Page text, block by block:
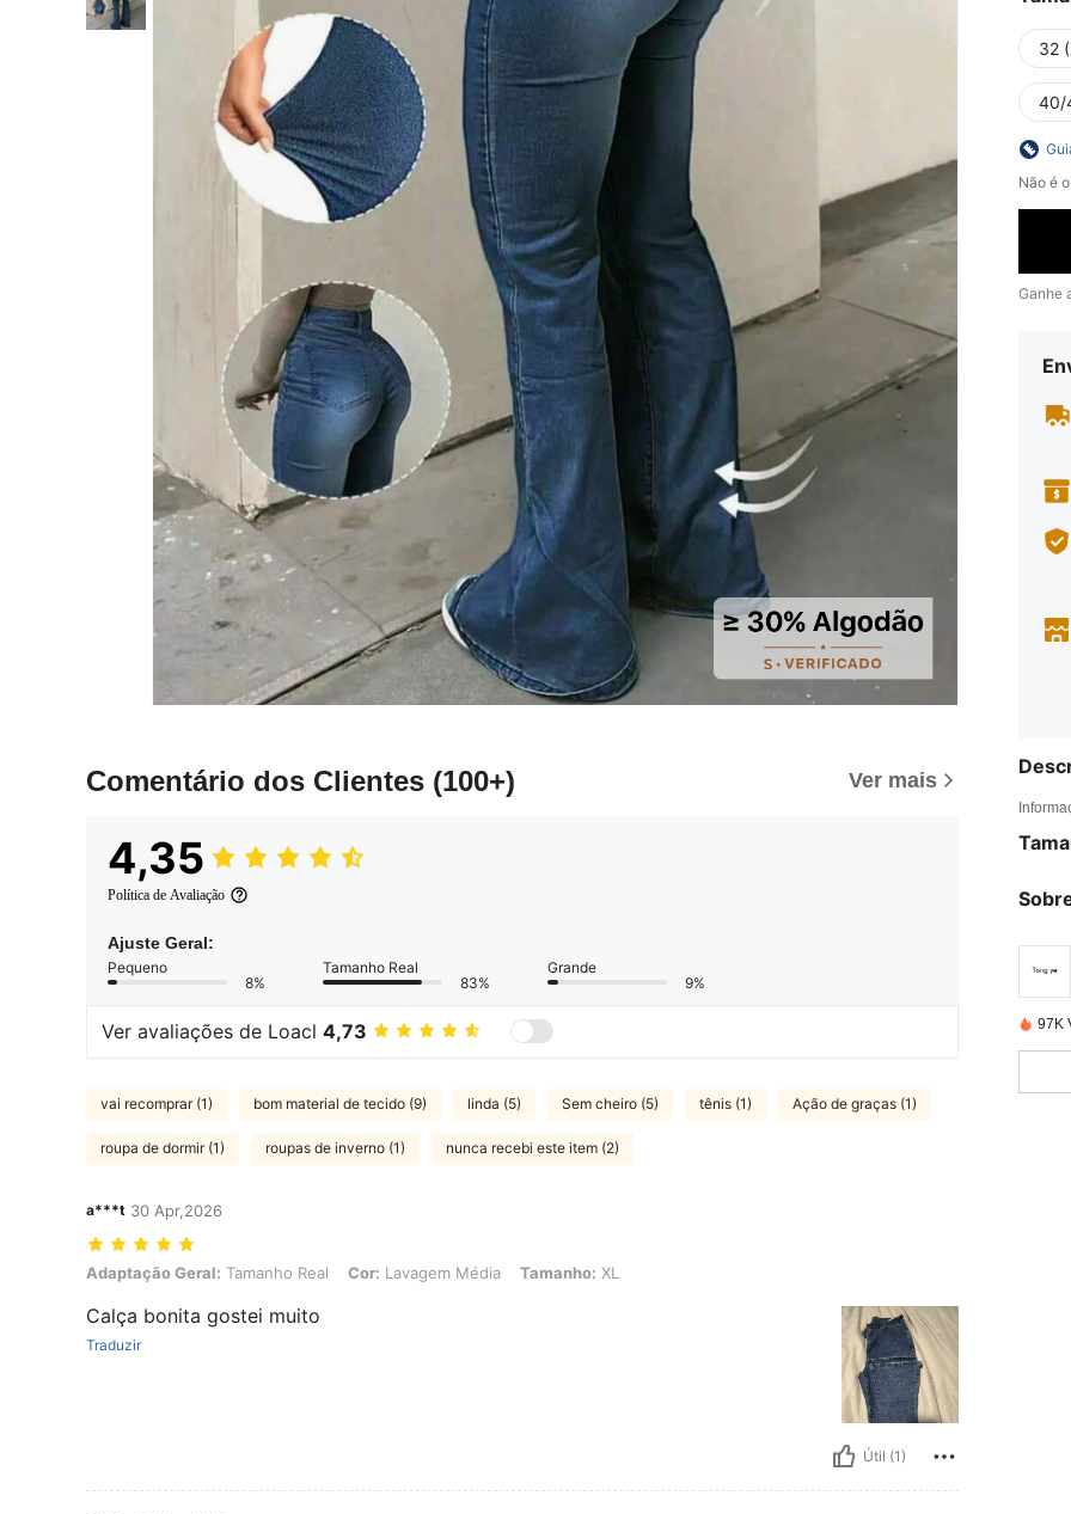
Comentário dos Clientes (100+) Ver mais
4,35
Política de Avaliação
Ajuste Geral:
Pequeno
8%
Tamanho Real
83%
Grande
9%
Ver avaliações de Loacl 4,73
vai recomprar (1) bom material de tecido (9) linda (5) Sem cheiro (5) tênis (1) Ação de graças (1)
roupa de dormir (1) roupas de inverno (1) nunca recebi este item (2)
a***t 30 Apr,2026
Adaptação Geral: Tamanho Real, Cor: Lavagem Média, Tamanho: XL
Adaptação Geral: Tamanho Real Cor: Lavagem Média Tamanho: XL
Calça bonita gostei muito
Traduzir
Útil (1)
32
40/
Não é
Ganhe
97K